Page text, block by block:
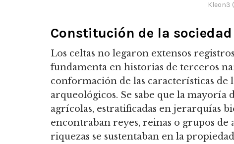
Kleon3
Constitución de la
Los celtas no legaron extensos
fundamenta en historias de terceros
conformación de las características de
arqueológicos. Se sabe que la mayoría
agrícolas, estratificadas en jerarquías
encontraban reyes, reinas o grupos de
riquezas se sustentaban en la